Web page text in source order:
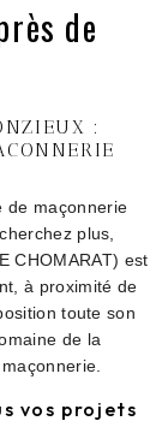
de
:
de maçonnerie
plus,
CHOMARAT) est
à proximité de
toute son
de la
vos projets